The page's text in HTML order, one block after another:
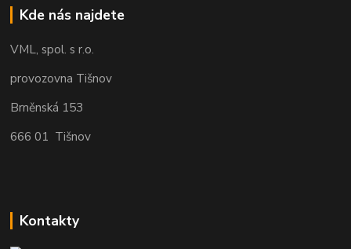
Kde nás najdete
VML, spol. s r.o.
provozovna Tišnov
Brněnská 153
666 01 Tišnov
Kontakty